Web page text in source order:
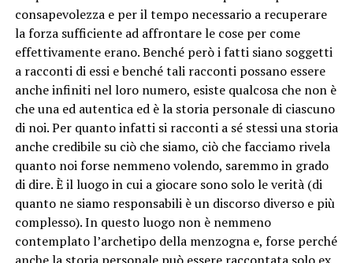
consapevolezza e per il tempo necessario a recuperare
la forza sufficiente ad affrontare le cose per come
effettivamente erano. Benché però i fatti siano soggetti
a racconti di essi e benché tali racconti possano essere
anche infiniti nel loro numero, esiste qualcosa che non è
che una ed autentica ed è la storia personale di ciascuno
di noi. Per quanto infatti si racconti a sé stessi una storia
anche credibile su ciò che siamo, ciò che facciamo rivela
quanto noi forse nemmeno volendo, saremmo in grado
di dire. È il luogo in cui a giocare sono solo le verità (di
quanto ne siamo responsabili è un discorso diverso e più
complesso). In questo luogo non è nemmeno
contemplato l’archetipo della menzogna e, forse perché